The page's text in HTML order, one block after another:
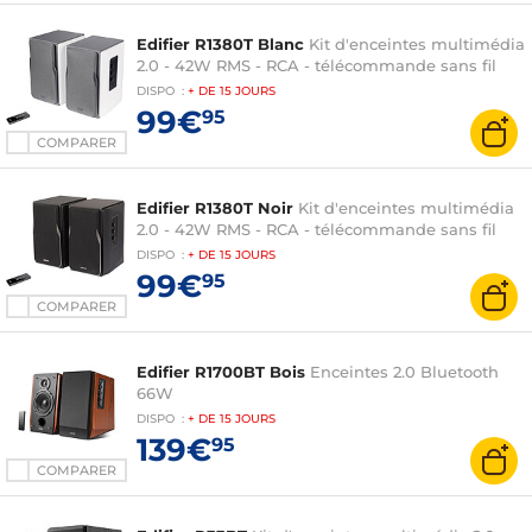
COMPARER
Edifier R1380T Blanc Kit d'enceintes multimédia
2.0 - 42W RMS - RCA - télécommande sans fil
DISPO : + DE 15 JOURS
99€95
COMPARER
Edifier R1380T Noir Kit d'enceintes multimédia
2.0 - 42W RMS - RCA - télécommande sans fil
DISPO : + DE 15 JOURS
99€95
COMPARER
Edifier R1700BT Bois Enceintes 2.0 Bluetooth
66W
DISPO : + DE 15 JOURS
139€95